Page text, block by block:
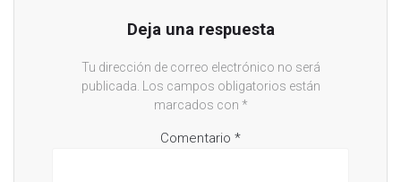
Deja una respuesta
Tu dirección de correo electrónico no será
publicada.
Los campos obligatorios están
marcados con *
Comentario *